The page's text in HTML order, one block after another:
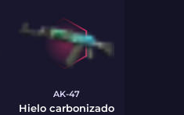
AK-47
Hielo carbonizado